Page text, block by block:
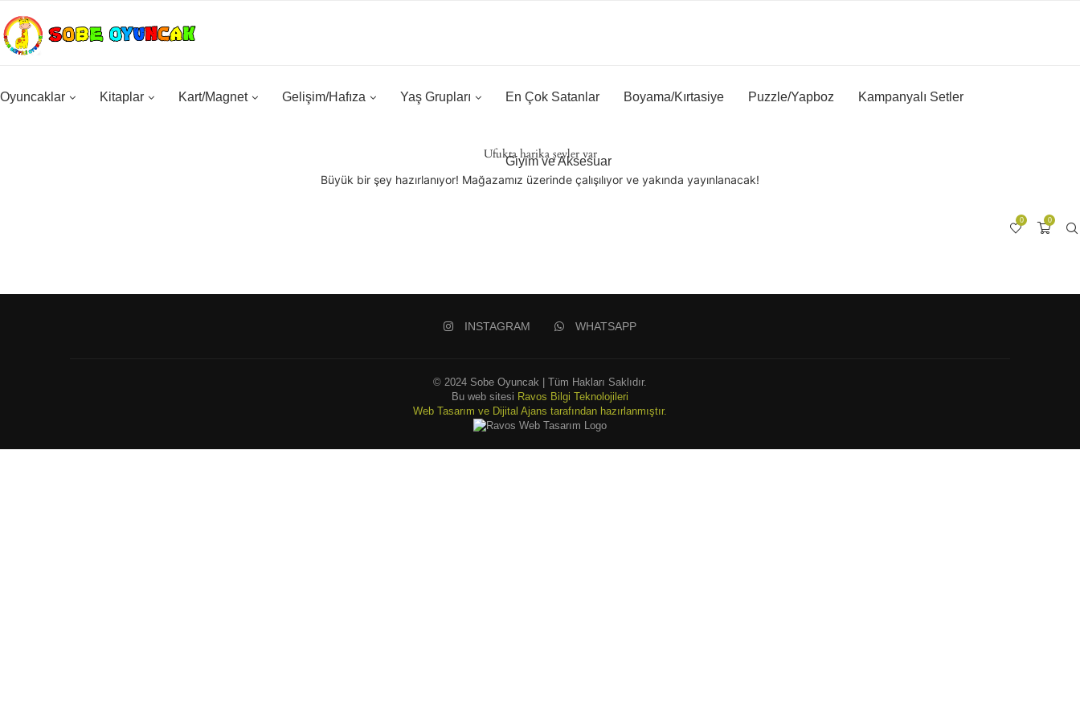
Oyuncaklar Kitaplar Kart/Magnet Gelişim/Hafıza Yaş Grupları En Çok Satanlar Boyama/Kırtasiye Puzzle/Yapboz Kampanyalı Setler
Giyim ve Aksesuar
0
0
Ufukta harika şeyler var
Büyük bir şey hazırlanıyor! Mağazamız üzerinde çalışılıyor ve yakında yayınlanacak!
INSTAGRAM WHATSAPP
© 2024 Sobe Oyuncak | Tüm Hakları Saklıdır.
Bu web sitesi Ravos Bilgi Teknolojileri
Web Tasarım ve Dijital Ajans tarafından hazırlanmıştır.